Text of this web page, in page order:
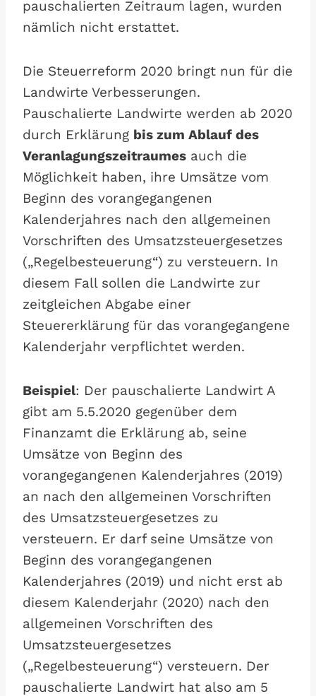
pauschalierten Zeitraum lagen, wurden
nämlich nicht erstattet.
Die Steuerreform 2020 bringt nun für die
Landwirte Verbesserungen.
Pauschalierte Landwirte werden ab 2020
durch Erklärung bis zum Ablauf des
Veranlagungszeitraumes auch die
Möglichkeit haben, ihre Umsätze vom
Beginn des vorangegangenen
Kalenderjahres nach den allgemeinen
Vorschriften des Umsatzsteuergesetzes
(„Regelbesteuerung“) zu versteuern. In
diesem Fall sollen die Landwirte zur
zeitgleichen Abgabe einer
Steuererklärung für das vorangegangene
Kalenderjahr verpflichtet werden.
Beispiel: Der pauschalierte Landwirt A
gibt am 5.5.2020 gegenüber dem
Finanzamt die Erklärung ab, seine
Umsätze von Beginn des
vorangegangenen Kalenderjahres (2019)
an nach den allgemeinen Vorschriften
des Umsatzsteuergesetzes zu
versteuern. Er darf seine Umsätze von
Beginn des vorangegangenen
Kalenderjahres (2019) und nicht erst ab
diesem Kalenderjahr (2020) nach den
allgemeinen Vorschriften des
Umsatzsteuergesetzes
(„Regelbesteuerung“) versteuern. Der
pauschalierte Landwirt hat also am 5